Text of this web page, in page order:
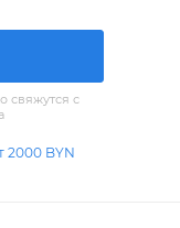
свяжутся с
2000 BYN